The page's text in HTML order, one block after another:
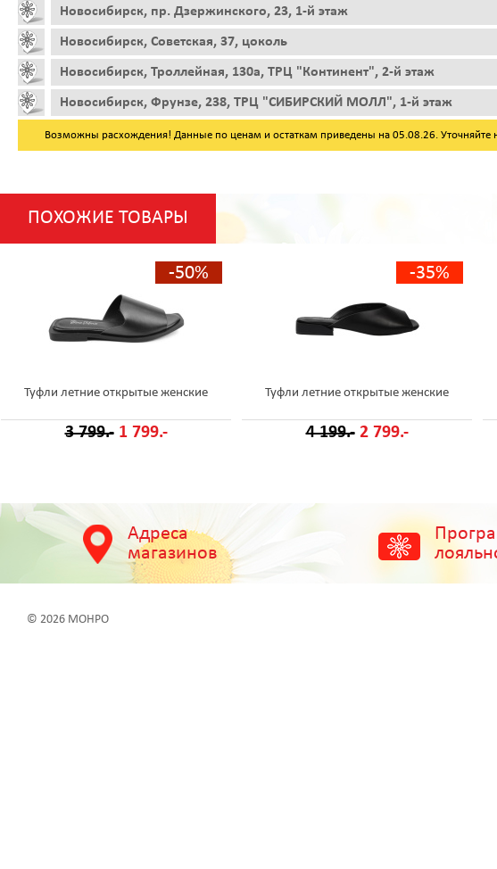
Новосибирск, пр. Дзержинского, 23, 1-й этаж
Новосибирск, Советская, 37, цоколь
Новосибирск, Троллейная, 130а, ТРЦ "Континент", 2-й этаж
Новосибирск, Фрунзе, 238, ТРЦ "СИБИРСКИЙ МОЛЛ", 1-й этаж
Возможны расхождения! Данные по ценам и остаткам приведены на 05.08.26. Уточняйте
ПОХОЖИЕ ТОВАРЫ
-50%
Туфли летние открытые женские
3 799.- 1 799.-
-35%
Туфли летние открытые женские
4 199.- 2 799.-
Адреса
магазинов
© 2026 МОНРО